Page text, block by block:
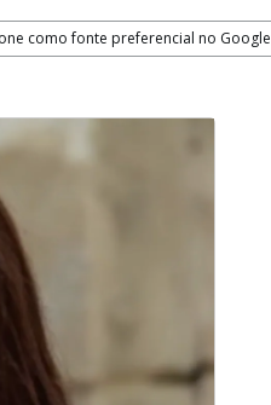
como fonte preferencial no Google